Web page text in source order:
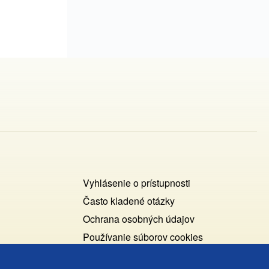
Footer
Cookies
+
ochrana
Vyhlásenie o prístupnosti
Často kladené otázky
Ochrana osobných údajov
Používanie súborov cookies